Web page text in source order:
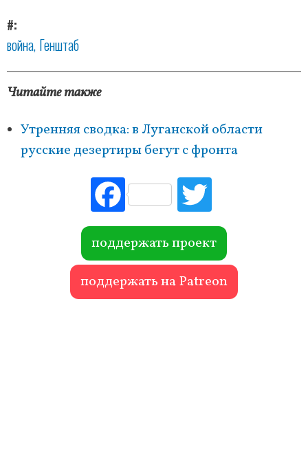
#
война Генштаб
Читайте также
Утренняя сводка: в Луганской области
русские дезертиры бегут с фронта
Fac
ebo
ok r
поддержать проект
поддержать на Patreon